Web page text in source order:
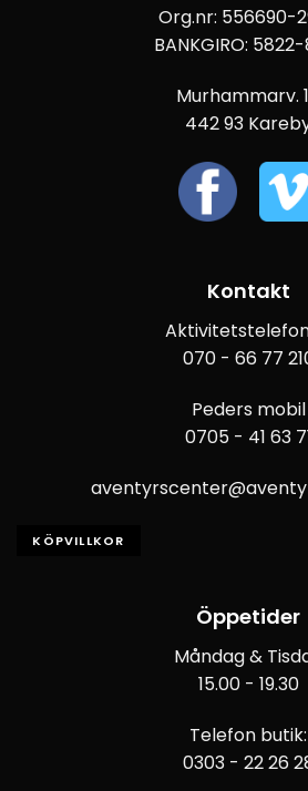
Org.nr: 556690-
BANKGIRO:
Murhammarv.
442 93
Kontakt
070 - 66 77
Peders mobil
0705 - 41 63
KÖPVILLKOR
Öppetider
Måndag &
15.00 - 19.30
Telefon butik:
0303 - 22 26